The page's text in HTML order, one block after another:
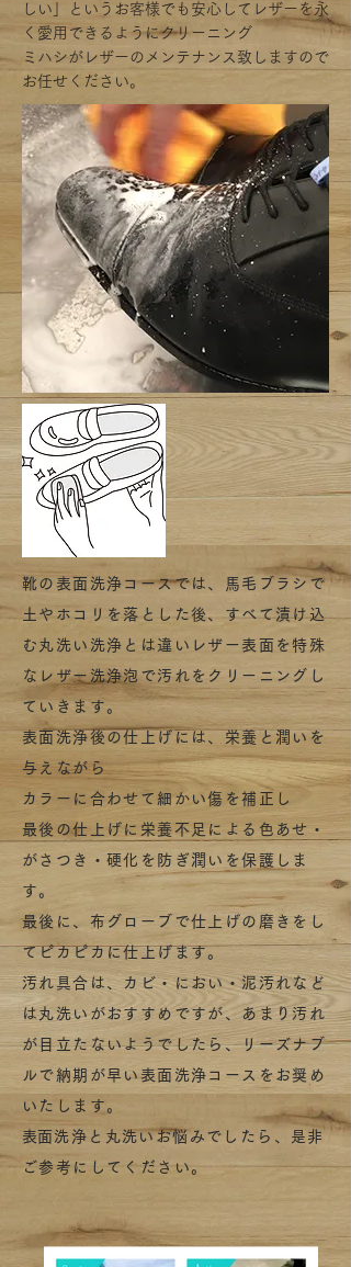
しい」というお客様でも安心してレザーを永
く愛用できるようにクリーニング
ミハシがレザーのメンテナンス致しますので
お任せください。
靴の表面洗浄コースでは、馬毛ブラシで
土やホコリを落とした後、すべて漬け込
む丸洗い洗浄とは違いレザー表面を特殊
なレザー洗浄泡で汚れをクリーニングし
ていきます。
表面洗浄後の仕上げには、栄養と潤いを
与えながら
カラーに合わせて細かい傷を補正し
最後の仕上げに栄養不足による色あせ・
がさつき・硬化を防ぎ潤いを保護しま
す。
最後に、布グローブで仕上げの磨きをし
てピカピカに仕上げます。
汚れ具合は、カビ・におい・泥汚れなど
は丸洗いがおすすめですが、 あまり汚れ
が目立たないようでしたら、リーズナブ
ルで納期が早い表面洗浄コースをお奨め
いたします。
​表面洗浄と丸洗いお悩みでしたら、是非
ご参考にしてください。